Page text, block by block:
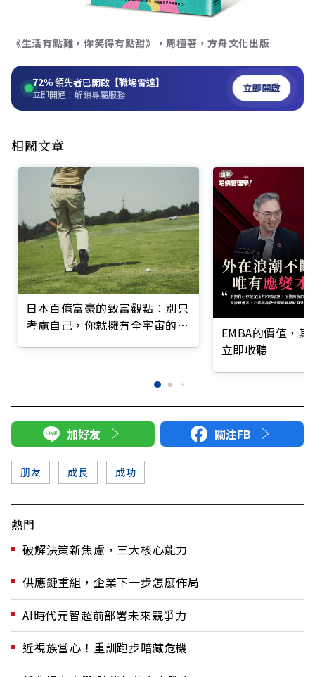
《生活有點難，你笑得有點甜》，周檀著，方舟文化出版
72%領先者已開啟【職場雷達】
立即開通！解鎖專屬服務 立即開啟
相關文章
日本百億富豪的致富觀點：別只
考慮自己，你就擁有全宇宙的力
EMBA的價值，
立即收聽
加好友 關注FB
朋友 成長 成功
熱門
破解決策新焦慮，三大核心能力
供應鏈重組，企業下一步怎麼佈局
AI時代元智超前部署未來競爭力
近視族當心！重訓跑步暗藏危機